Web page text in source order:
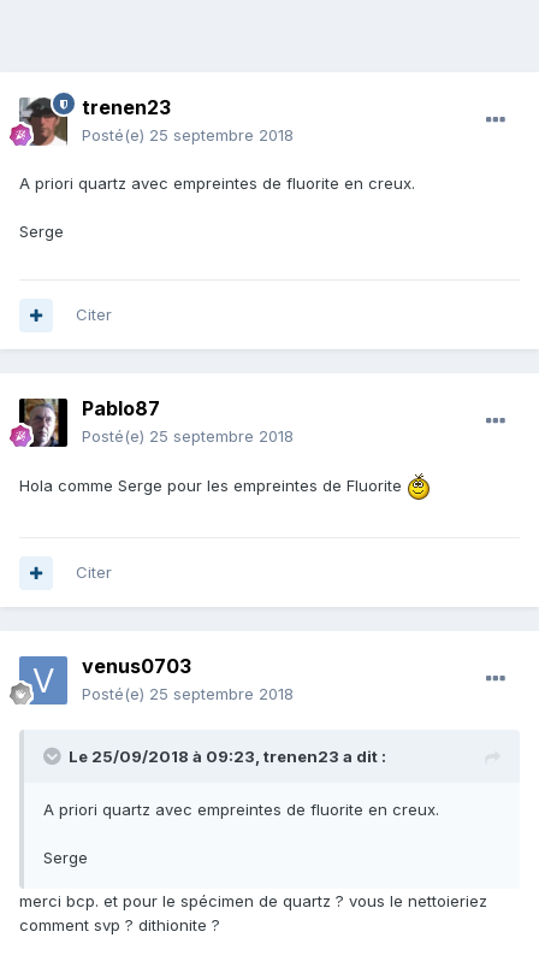
trenen23
Posté(e) 25 septembre 2018
A priori quartz avec empreintes de fluorite en creux.
Serge
Citer
Pablo87
Posté(e) 25 septembre 2018
Hola comme Serge pour les empreintes de Fluorite
Citer
venus0703
Posté(e) 25 septembre 2018
Le 25/09/2018 à 09:23, trenen23 a dit :
A priori quartz avec empreintes de fluorite en creux.
Serge
merci bcp. et pour le spécimen de quartz ? vous le nettoieriez
comment svp ? dithionite ?